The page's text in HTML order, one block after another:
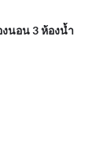
นอน 3 ห้องน้ำ